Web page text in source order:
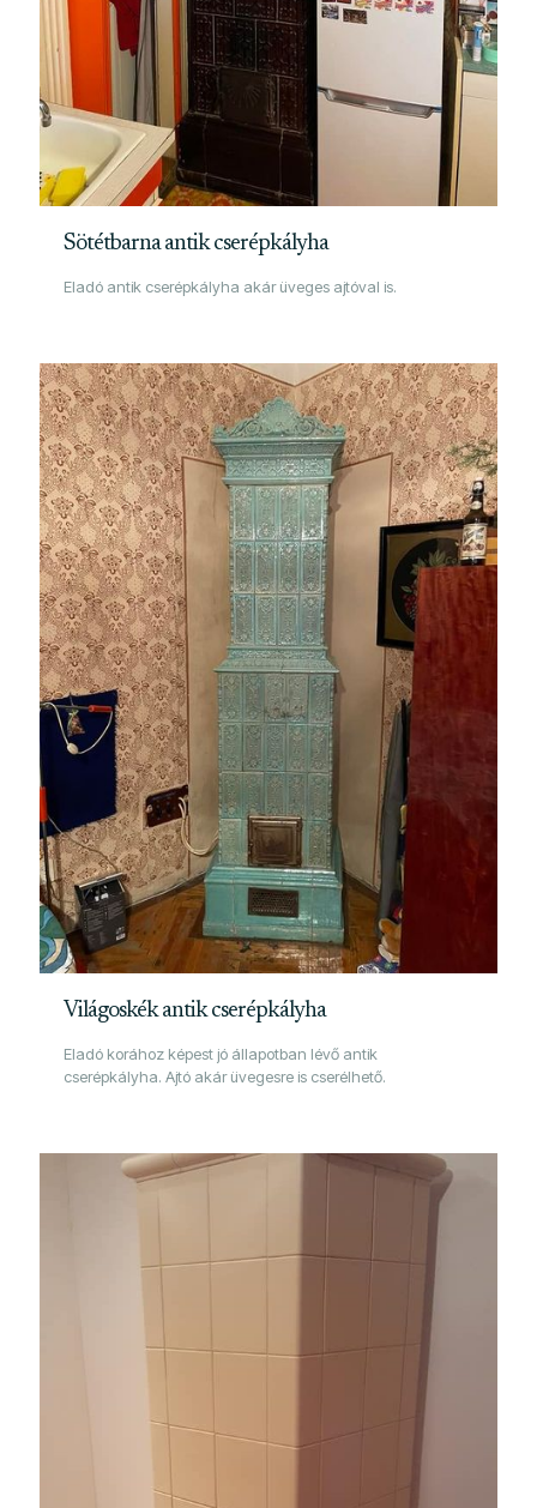
Sötétbarna antik cserépkályha
Eladó antik cserépkályha akár üveges ajtóval is.
Világoskék antik cserépkályha
Eladó korához képest jó állapotban lévő antik
cserépkályha. Ajtó akár üvegesre is cserélhető.